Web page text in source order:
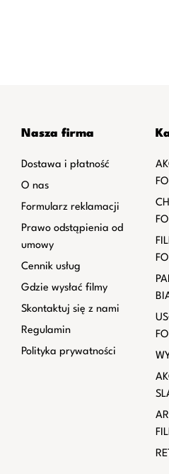
Nasza firma
Dostawa i płatność
O nas
Formularz reklamacji
Prawo odstąpienia od
umowy
Cennik usług
Gdzie wysłać filmy
Skontaktuj się z nami
Regulamin
Polityka prywatności